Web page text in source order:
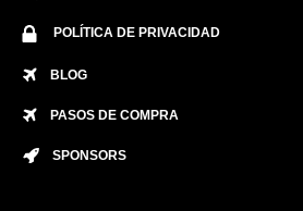
POLÍTICA DE PRIVACIDAD
BLOG
PASOS DE COMPRA
SPONSORS